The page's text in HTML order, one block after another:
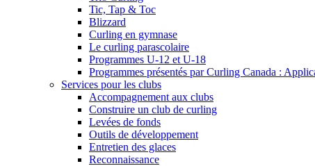
Tic, Tap & Toc
Blizzard
Curling en gymnase
Le curling parascolaire
Programmes U-12 et U-18
Programmes présentés par Curling Canada :
Services pour les clubs
Accompagnement aux clubs
Construire un club de curling
Levées de fonds
Outils de développement
Entretien des glaces
Reconnaissance